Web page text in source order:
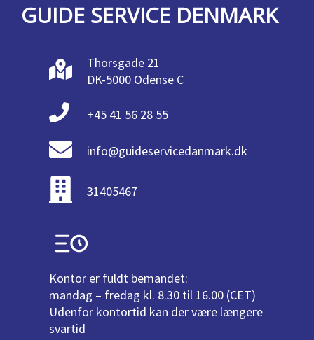
GUIDE SERVICE DENMARK
Thorsgade 21
DK-5000 Odense C
+45 41 56 28 55
info@guideservicedanmark.dk
31405467
Kontor er fuldt bemandet:
mandag – fredag kl. 8.30 til 16.00 (CET)
Udenfor kontortid kan der være længere
svartid